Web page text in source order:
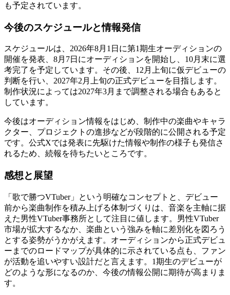
も予定されています。
今後のスケジュールと情報発信
スケジュールは、2026年8月1日に第1期生オーディションの
開催を発表、8月7日にオーディションを開始し、10月末に選
考完了を予定しています。その後、12月上旬に仮デビューの
判断を行い、2027年2月上旬の正式デビューを目指します。
制作状況によっては2027年3月まで調整される場合もあると
しています。
今後はオーディション情報をはじめ、制作中の楽曲やキャラ
クター、プロジェクトの進捗などが段階的に公開される予定
です。公式Xでは発表に先駆けた情報や制作の様子も発信さ
れるため、続報を待ちたいところです。
感想と展望
「歌で勝つVTuber」という明確なコンセプトと、デビュー
前から楽曲制作を積み上げる体制づくりは、音楽を主軸に据
えた男性VTuber事務所として注目に値します。男性VTuber
市場が拡大するなか、楽曲という強みを軸に差別化を図ろう
とする姿勢がうかがえます。オーディションから正式デビュ
ーまでのロードマップが具体的に示されている点も、ファン
が活動を追いやすい設計だと言えます。1期生のデビューが
どのような形になるのか、今後の情報公開に期待が高まりま
す。